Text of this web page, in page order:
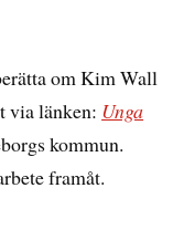
om Kim Wall
via länken: Unga
kommun.
framåt.